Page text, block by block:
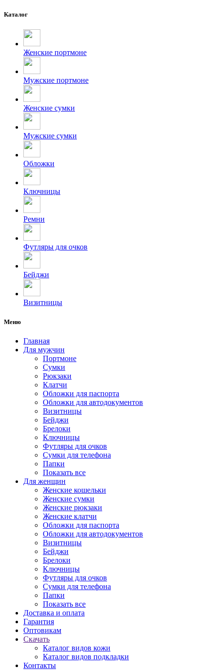
Каталог
Женские портмоне
Мужские портмоне
Женские сумки
Мужские сумки
Обложки
Ключницы
Ремни
Футляры для очков
Бейджи
Визитницы
Меню
Главная
Для мужчин
Портмоне
Сумки
Рюкзаки
Клатчи
Обложки для паспорта
Обложки для автодокументов
Визитницы
Бейджи
Брелоки
Ключницы
Футляры для очков
Сумки для телефона
Папки
Показать все
Для женщин
Женские кошельки
Женские сумки
Женские рюкзаки
Женские клатчи
Обложки для паспорта
Обложки для автодокументов
Визитницы
Бейджи
Брелоки
Ключницы
Футляры для очков
Сумки для телефона
Папки
Показать все
Доставка и оплата
Гарантия
Оптовикам
Скачать
Каталог видов кожи
Каталог видов подкладки
Контакты